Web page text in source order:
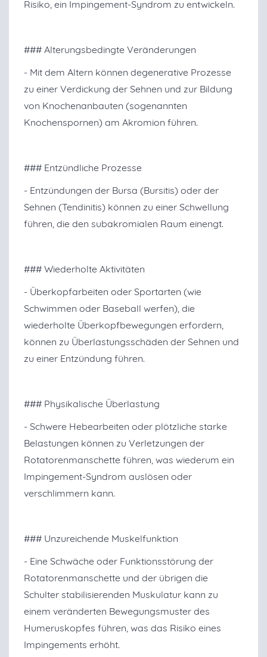
Risiko, ein Impingement-Syndrom zu entwickeln.
### Alterungsbedingte Veränderungen
- Mit dem Altern können degenerative Prozesse
zu einer Verdickung der Sehnen und zur Bildung
von Knochenanbauten (sogenannten
Knochenspornen) am Akromion führen.
### Entzündliche Prozesse
- Entzündungen der Bursa (Bursitis) oder der
Sehnen (Tendinitis) können zu einer Schwellung
führen, die den subakromialen Raum einengt.
### Wiederholte Aktivitäten
- Überkopfarbeiten oder Sportarten (wie
Schwimmen oder Baseball werfen), die
wiederholte Überkopfbewegungen erfordern,
können zu Überlastungsschäden der Sehnen und
zu einer Entzündung führen.
### Physikalische Überlastung
- Schwere Hebearbeiten oder plötzliche starke
Belastungen können zu Verletzungen der
Rotatorenmanschette führen, was wiederum ein
Impingement-Syndrom auslösen oder
verschlimmern kann.
### Unzureichende Muskelfunktion
- Eine Schwäche oder Funktionsstörung der
Rotatorenmanschette und der übrigen die
Schulter stabilisierenden Muskulatur kann zu
einem veränderten Bewegungsmuster des
Humeruskopfes führen, was das Risiko eines
Impingements erhöht.